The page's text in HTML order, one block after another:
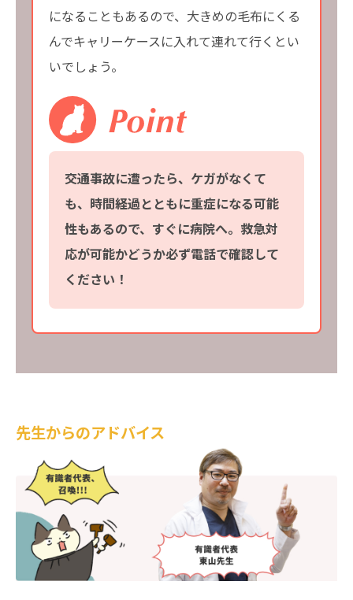
になることもあるので、大きめの毛布にくる
んでキャリーケースに入れて連れて行くとい
いでしょう。
交通事故に遭ったら、ケガがなくて
も、時間経過とともに重症になる可能
性もあるので、すぐに病院へ。救急対
応が可能かどうか必ず電話で確認して
ください！
先生からのアドバイス